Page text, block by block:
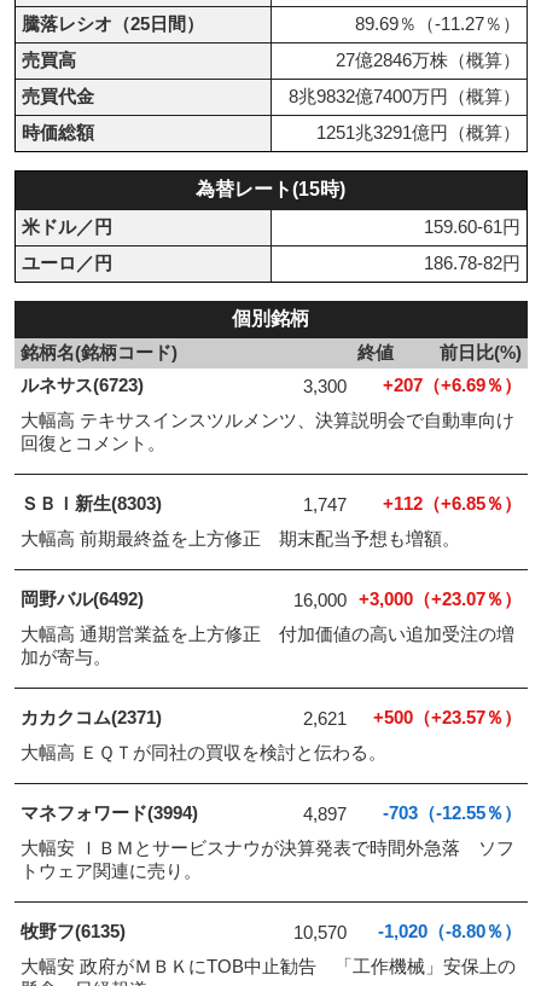
騰落レシオ（25日間）
89.69％（-11.27％）
売買高
27億2846万株（概算）
売買代金
8兆9832億7400万円（概算）
時価総額
1251兆3291億円（概算）
為替レート(15時)
米ドル／円
159.60-61円
ユーロ／円
186.78-82円
個別銘柄
銘柄名(銘柄コード)
終値
前日比(%)
ルネサス(6723)
3,300
+207（+6.69％）
大幅高 テキサスインスツルメンツ、決算説明会で自動車向け
回復とコメント。
ＳＢＩ新生(8303) 1,747
+112（+6.85％）
大幅高 前期最終益を上方修正 期末配当予想も増額。
岡野バル(6492) 16,000
+3,000（+23.07％）
大幅高 通期営業益を上方修正 付加価値の高い追加受注の増
加が寄与。
カカクコム(2371) 2,621
+500（+23.57％）
大幅高 ＥＱＴが同社の買収を検討と伝わる。
マネフォワード(3994) 4,897
-703（-12.55％）
大幅安 ＩＢＭとサービスナウが決算発表で時間外急落 ソフ
トウェア関連に売り。
牧野フ(6135) 10,570
-1,020（-8.80％）
大幅安 政府がＭＢＫにTOB中止勧告 「工作機械」安保上の